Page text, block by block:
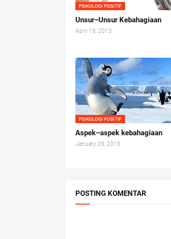
PSIKOLOGI POSITIF
Unsur–Unsur Kebahagiaan
April 18, 2013
PSIKOLOGI POSITIF
Aspek–aspek kebahagiaan
January 29, 2013
POSTING KOMENTAR